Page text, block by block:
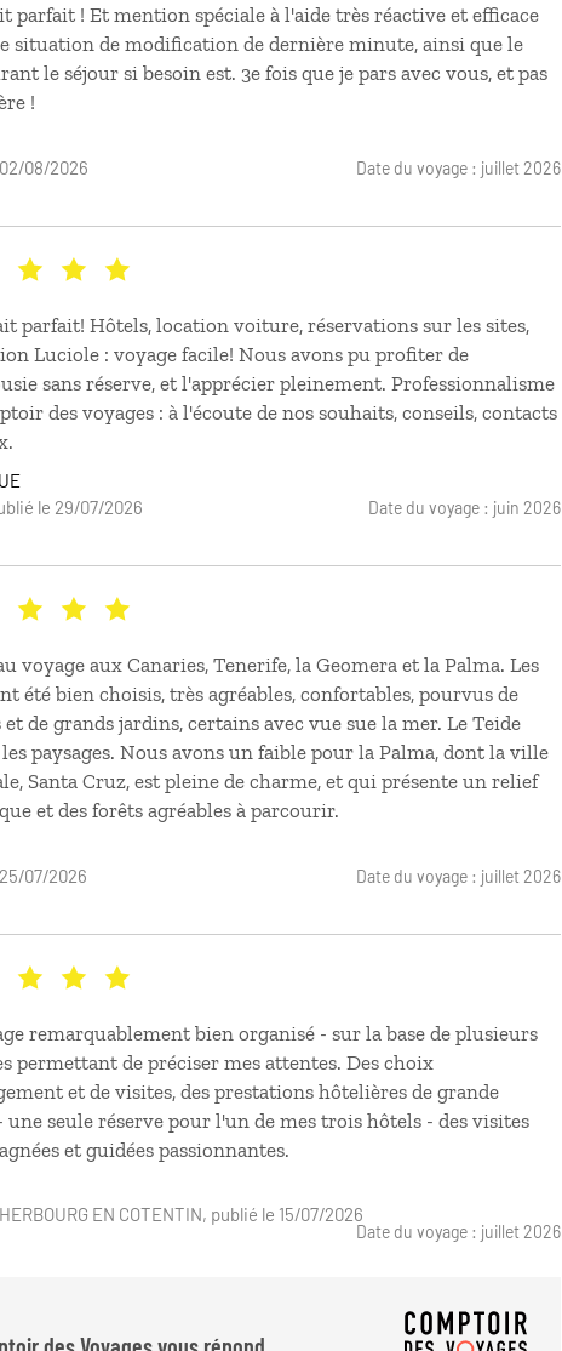
parfait ! Et mention spéciale à l'aide très réactive et efficace
situation de modification de dernière minute, ainsi que le
le séjour si besoin est. 3e fois que je pars avec vous, et pas
!
08/2026 Date du voyage : juillet 2026
parfait! Hôtels, location voiture, réservations sur les sites,
Luciole : voyage facile! Nous avons pu profiter de
sans réserve, et l'apprécier pleinement. Professionnalisme
des voyages : à l'écoute de nos souhaits, conseils, contacts
le 29/07/2026
Date du voyage : juin 2026
voyage aux Canaries, Tenerife, la Geomera et la Palma. Les
été bien choisis, très agréables, confortables, pourvus de
de grands jardins, certains avec vue sue la mer. Le Teide
paysages. Nous avons un faible pour la Palma, dont la ville
Santa Cruz, est pleine de charme, et qui présente un relief
et des forêts agréables à parcourir.
07/2026 Date du voyage : juillet 2026
remarquablement bien organisé - sur la base de plusieurs
permettant de préciser mes attentes. Des choix
et de visites, des prestations hôtelières de grande
une seule réserve pour l'un de mes trois hôtels - des visites
et guidées passionnantes.
EN COTENTIN, publié le 15/07/2026
Date du voyage : juillet 2026